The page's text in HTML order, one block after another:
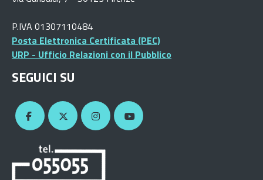
P.IVA 01307110484
Posta Elettronica Certificata (PEC)
URP - Ufficio Relazioni con il Pubblico
SEGUICI SU